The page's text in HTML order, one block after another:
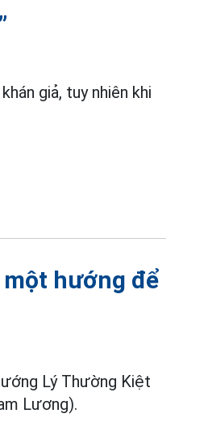
giả, tuy nhiên khi
hướng để
Lý Thường Kiệt
Lương).